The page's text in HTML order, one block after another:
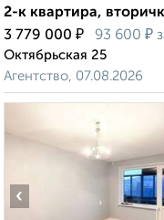
2-к квартира,
3 779 000 ₽ 93 600 ₽
Октябрьская 25
Агентство, 07.08.2026
‹